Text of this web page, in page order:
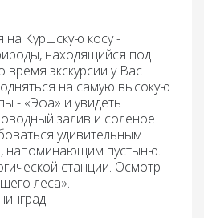
на Куршскую косу -
находящийся под
экскурсии у Вас
на самую высокую
- «Эфа» и увидеть
залив и соленое
удивительным
, напоминающим пустыню.
станции. Осмотр
леса».